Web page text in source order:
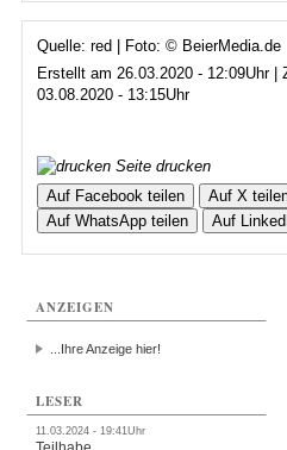
Quelle: red | Foto: © BeierMedia.de
Erstellt am 26.03.2020 - 12:09Uhr |
03.08.2020 - 13:15Uhr
Seite drucken
Auf Facebook teilen
Auf X
Auf WhatsApp teilen
Auf
ANZEIGEN
...Ihre Anzeige hier!
LESER
11.03.2024 - 19:41Uhr